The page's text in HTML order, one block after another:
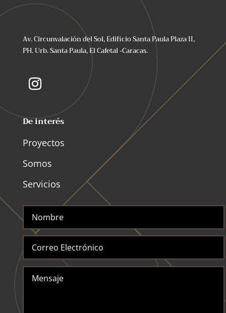
Av. Circunvalación del Sol, Edificio Santa Paula Plaza II,
PH. Urb. Santa Paula, El Cafetal -Caracas.
De interés
Proyectos
Somos
Servicios